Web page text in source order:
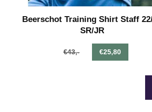
Beerschot Training Shirt Staff
SR/JR
€43,- €25,80